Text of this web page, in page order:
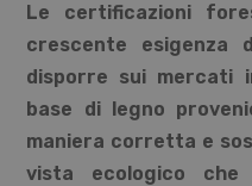
Le certificazioni
crescente esigenza
disporre sui mercati
base di legno
maniera corretta e
vista ecologico